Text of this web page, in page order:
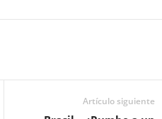
Artículo siguiente